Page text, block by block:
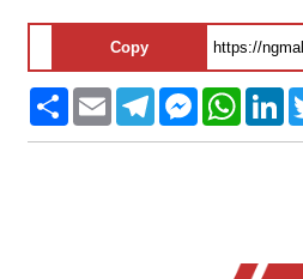
Copy
Share Email
TelegramMessengerWhatsAppLinkedIn